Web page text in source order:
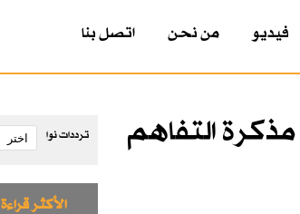
فيديو من نحن اتصل بنا
التفاهم
ترددات نوا
الأكثر قراءة